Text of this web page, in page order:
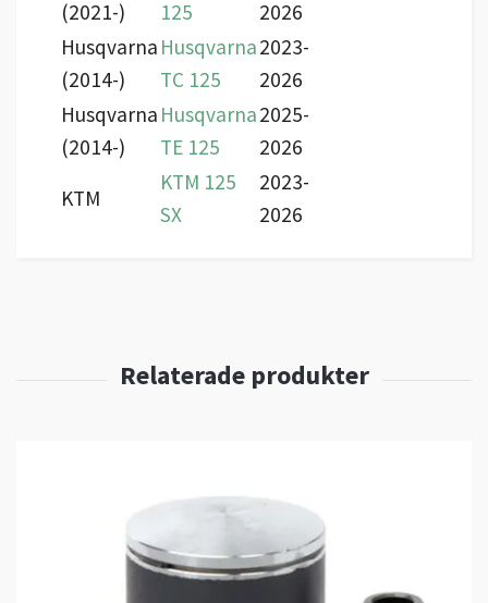
(2021-)
125
2026
Husqvarna
(2014-)
Husqvarna
TC 125
2023-
2026
Husqvarna
(2014-)
Husqvarna
TE 125
2025-
2026
KTM
KTM 125
SX
2023-
2026